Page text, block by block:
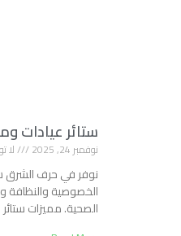
ستائر عيادات
نوفمبر 24, 2025 لا
نوفر في حرف الشرق
الخصوصية والنظافة
الصحية. مميزات